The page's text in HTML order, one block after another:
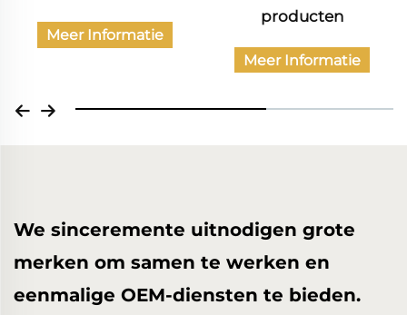
apparatuur
Meer Informatie
We sinceremente uitnodigen grote
merken om samen te werken en
eenmalige OEM-diensten te bieden.